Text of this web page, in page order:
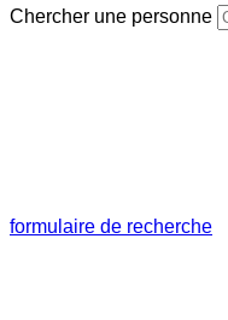
Chercher une personne
formulaire de recherche